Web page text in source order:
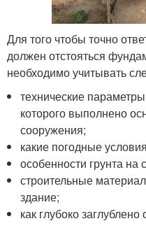
Для того чтобы точно
должен отстояться
необходимо учитывать
технические
которого выполнено
сооружения;
какие погодные
особенности грунта на
строительные
здание;
как глубоко